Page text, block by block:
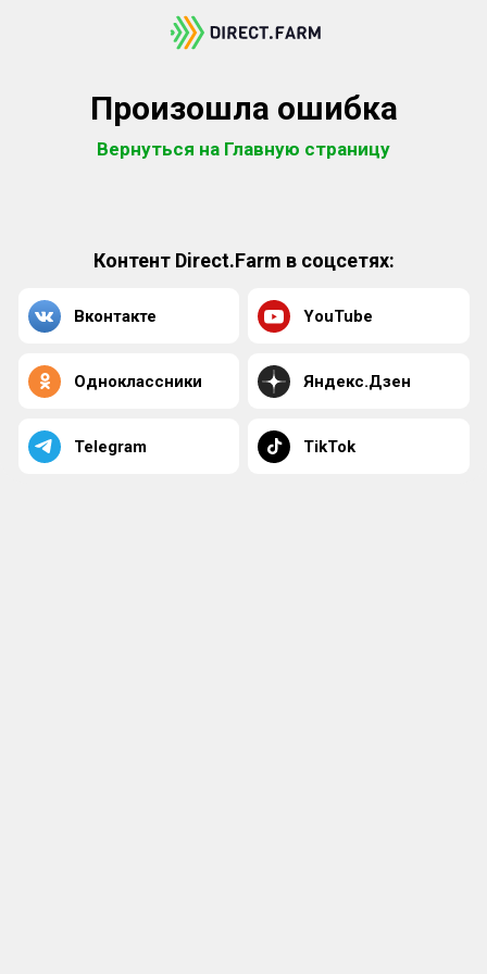
Произошла ошибка
Вернуться на Главную страницу
Контент Direct.Farm в соцсетях:
Вконтакте YouTube
Одноклассники Яндекс.Дзен
Telegram TikTok